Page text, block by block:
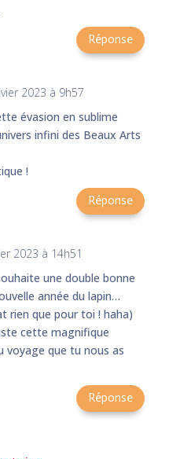
Réponse
2023 à 9h57
évasion en sublime
infini des Beaux Arts
!
Réponse
2023 à 14h51
une double bonne
année du lapin…
rien que pour toi ! haha)
cette magnifique
voyage que tu nous as
Réponse